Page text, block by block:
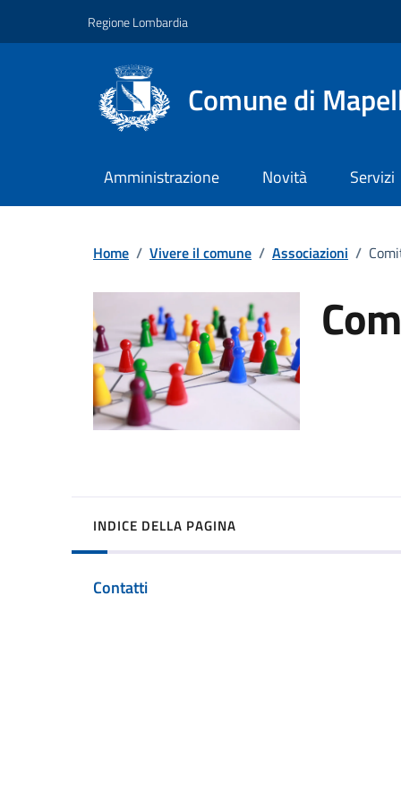
Regione Lombardia
Comune di
Amministrazione Novità Servizi
Home / Vivere il comune / Associazioni /
INDICE DELLA PAGINA
Contatti